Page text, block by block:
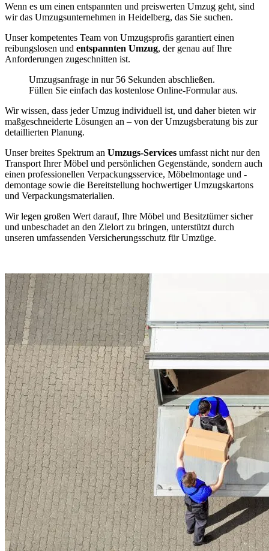
Wenn es um einen entspannten und preiswerten Umzug geht, sind
wir das Umzugsunternehmen in Heidelberg, das Sie suchen.
Unser kompetentes Team von Umzugsprofis garantiert einen
reibungslosen und entspannten Umzug, der genau auf Ihre
Anforderungen zugeschnitten ist.
Umzugsanfrage in nur 56 Sekunden abschließen.
Füllen Sie einfach das kostenlose Online-Formular aus.
Wir wissen, dass jeder Umzug individuell ist, und daher bieten wir
maßgeschneiderte Lösungen an – von der Umzugsberatung bis zur
detaillierten Planung.
Unser breites Spektrum an Umzugs-Services umfasst nicht nur den
Transport Ihrer Möbel und persönlichen Gegenstände, sondern auch
einen professionellen Verpackungsservice, Möbelmontage und -
demontage sowie die Bereitstellung hochwertiger Umzugskartons
und Verpackungsmaterialien.
Wir legen großen Wert darauf, Ihre Möbel und Besitztümer sicher
und unbeschadet an den Zielort zu bringen, unterstützt durch
unseren umfassenden Versicherungsschutz für Umzüge.